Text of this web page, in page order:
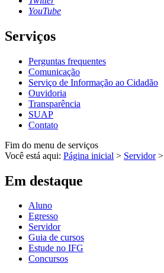
YouTube
Serviços
Perguntas frequentes
Comunicação
Serviço de Informação ao Cidadão
Ouvidoria
Transparência
SUAP
Contato
Fim do menu de serviços
Você está aqui: Página inicial > Servidor >
Em destaque
Aluno
Egresso
Servidor
Guia de cursos
Estude no IFG
Concursos